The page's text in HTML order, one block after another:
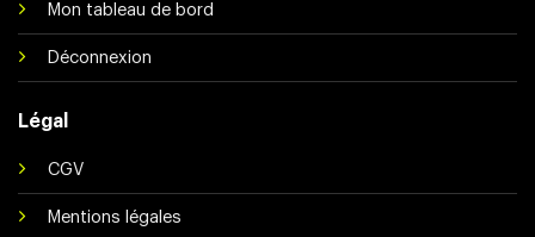
Mon tableau de bord
Déconnexion
Légal
CGV
Mentions légales